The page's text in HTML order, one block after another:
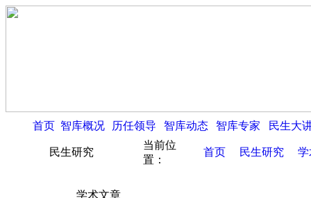
首页 智库概况 历任领导 智库动态 智库专家 民生大
民生研究
当前位
置：
首页 民生研究 学
学术文章